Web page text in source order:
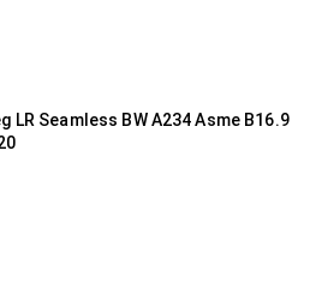
LR Seamless BW A234 Asme B16.9